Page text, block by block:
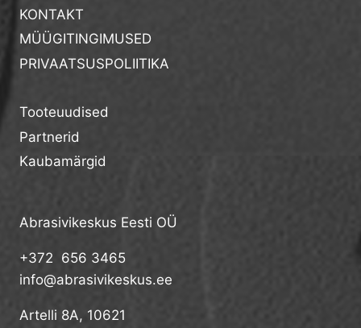
KONTAKT
MÜÜGITINGIMUSED
PRIVAATSUSPOLIITIKA
Tooteuudised
Partnerid
Kaubamärgid
Abrasivikeskus Eesti OÜ
+372 656 3465
info@abrasivikeskus.ee
Artelli 8A, 10621